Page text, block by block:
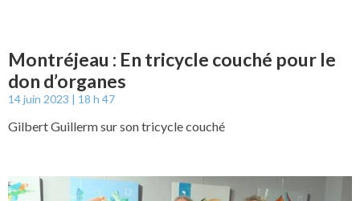
Montréjeau : En tricycle couché pour le
don d’organes
14 juin 2023 18 h 47
Gilbert Guillerm sur son tricycle couché